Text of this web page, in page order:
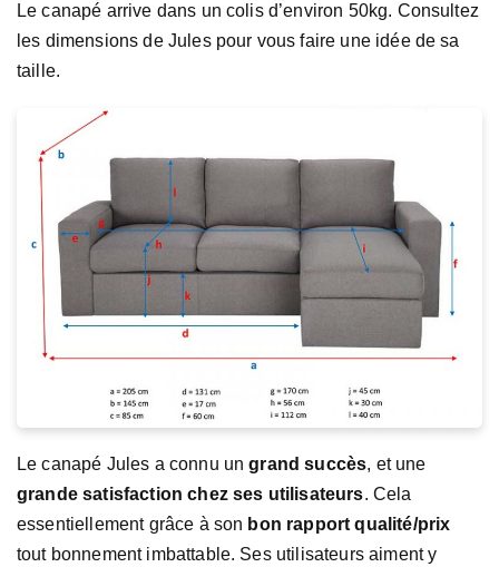
Le canapé arrive dans un colis d’environ 50kg. Consultez
les dimensions de Jules pour vous faire une idée de sa
taille.
Le canapé Jules a connu ungrand succès, et une
grande satisfaction chez ses utilisateurs. Cela
essentiellement grâce à son bon rapport qualité/prix
tout bonnement imbattable. Ses utilisateurs aiment y